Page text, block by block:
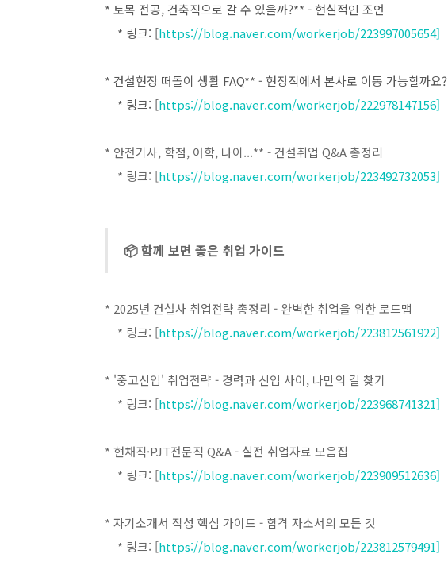
* 토목 전공, 건축직으로 갈 수 있을까?** - 현실적인 조언
* 링크: [https://blog.naver.com/workerjob/223997005654]
* 건설현장 떠돌이 생활 FAQ** - 현장직에서 본사로 이동 가능할까요?
* 링크: [https://blog.naver.com/workerjob/222978147156]
* 안전기사, 학점, 어학, 나이...** - 건설취업 Q&A 총정리
* 링크: [https://blog.naver.com/workerjob/223492732053]
📦 함께 보면 좋은 취업 가이드
* 2025년 건설사 취업전략 총정리 - 완벽한 취업을 위한 로드맵
* 링크: [https://blog.naver.com/workerjob/223812561922]
* '중고신입' 취업전략 - 경력과 신입 사이, 나만의 길 찾기
* 링크: [https://blog.naver.com/workerjob/223968741321]
* 현채직·PJT전문직 Q&A - 실전 취업자료 모음집
* 링크: [https://blog.naver.com/workerjob/223909512636]
* 자기소개서 작성 핵심 가이드 - 합격 자소서의 모든 것
* 링크: [https://blog.naver.com/workerjob/223812579491]